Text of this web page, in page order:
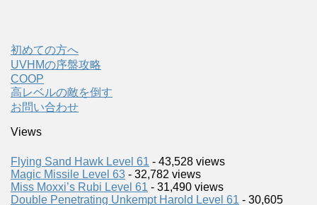
初めての方へ
UVHMの序盤攻略
COOP
高レベルの敵を倒す
お問い合わせ
Views
Flying Sand Hawk Level 61 - 43,528 views
Magic Missile Level 63 - 32,782 views
Miss Moxxi’s Rubi Level 61 - 31,490 views
Double Penetrating Unkempt Harold Level 61 - 30,605